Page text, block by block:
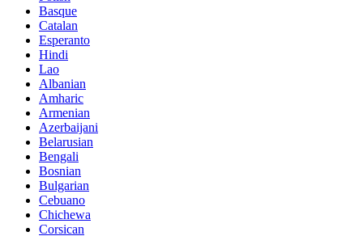
Basque
Catalan
Esperanto
Hindi
Lao
Albanian
Amharic
Armenian
Azerbaijani
Belarusian
Bengali
Bosnian
Bulgarian
Cebuano
Chichewa
Corsican